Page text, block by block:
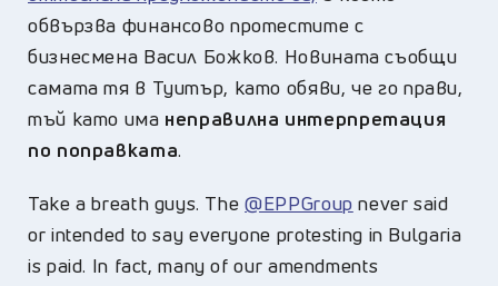
обвързва финансово протестите с
бизнесмена Васил Божков. Новината съобщи
самата тя в Туитър, като обяви, че го прави,
тъй като има неправилна интерпретация
по поправката.
Take a breath guys. The@EPPGroup never said
or intended to say everyone protesting in Bulgaria
is paid. In fact, many of our amendments